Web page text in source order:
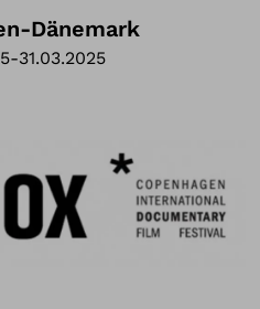
-Dänemark
-31.03.2025